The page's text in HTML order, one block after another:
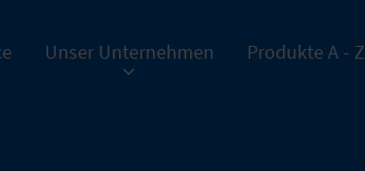
Unser Unternehmen Produkte A - Z